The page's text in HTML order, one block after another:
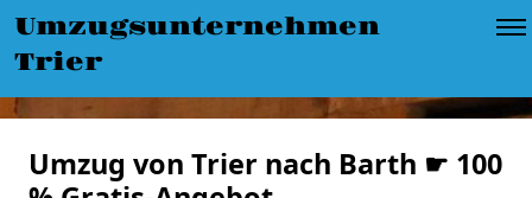
Umzugsunternehmen
Trier
Umzug von Trier nach Barth ☛ 100